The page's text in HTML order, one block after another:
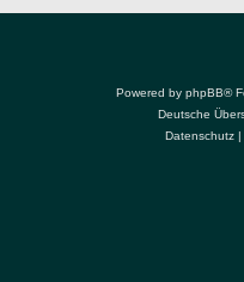
Powered by phpBB®
Deutsche
Datenschutz|